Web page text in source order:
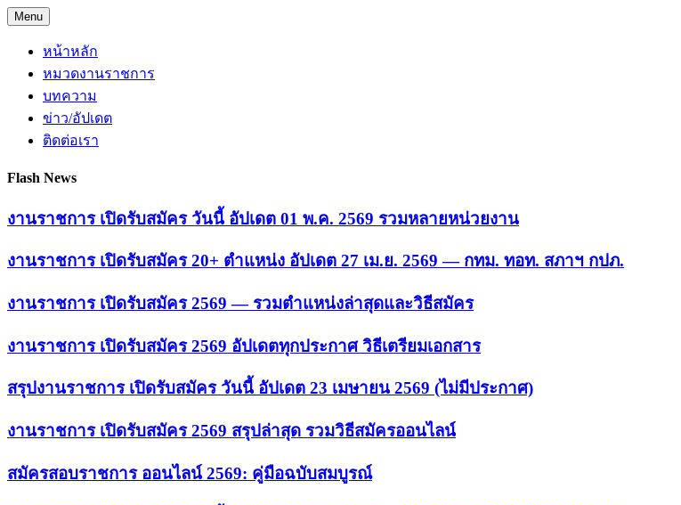
Skip
to
content
Menu
หน้าหลัก
หมวดงานราชการ
บทความ
ข่าว/อัปเดต
ติดต่อเรา
Flash News
งานราชการ เปิดรับสมัคร วันนี้ อัปเดต 01 พ.ค. 2569 รวมหลายหน่วยงาน
งานราชการ เปิดรับสมัคร 20+ ตำแหน่ง อัปเดต 27 เม.ย. 2569 — กทม. ทอท. สภาฯ กปภ.
งานราชการ เปิดรับสมัคร 2569 — รวมตำแหน่งล่าสุดและวิธีสมัคร
งานราชการ เปิดรับสมัคร 2569 อัปเดตทุกประกาศ วิธีเตรียมเอกสาร
สรุปงานราชการ เปิดรับสมัคร วันนี้ อัปเดต 23 เมษายน 2569 (ไม่มีประกาศ)
งานราชการ เปิดรับสมัคร 2569 สรุปล่าสุด รวมวิธีสมัครออนไลน์
สมัครสอบราชการ ออนไลน์ 2569: คู่มือฉบับสมบูรณ์